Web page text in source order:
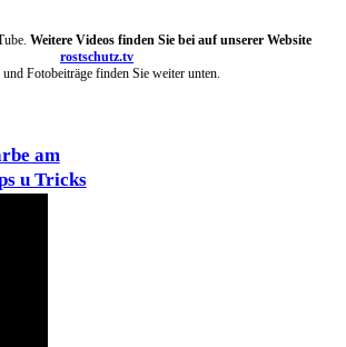
Weitere Videos finden Sie bei auf unserer Website
rostschutz.tv
und Fotobeiträge finden Sie weiter unten.
am
u Tricks